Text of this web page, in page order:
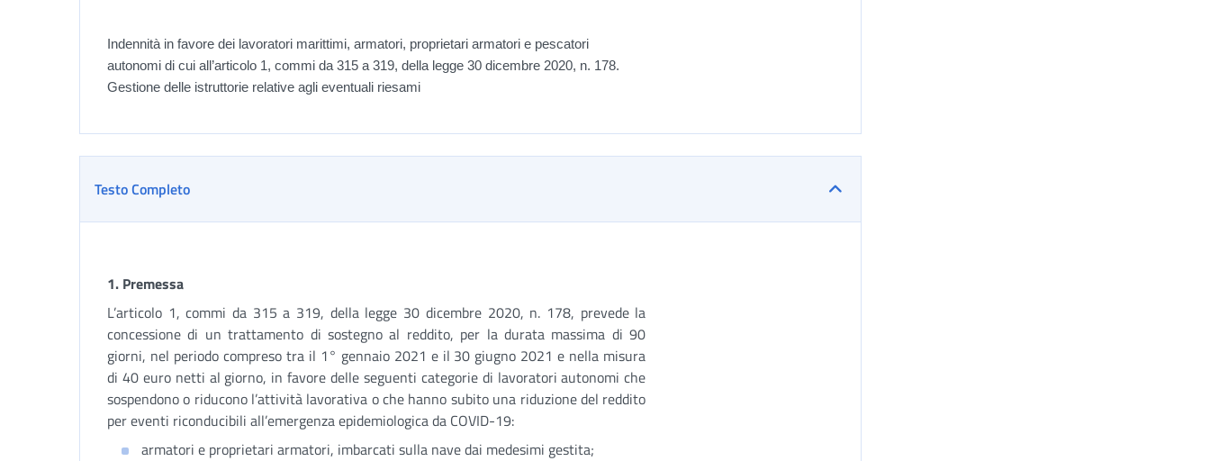
Indennità in favore dei lavoratori marittimi, armatori, proprietari armatori e pescatori
autonomi di cui all’articolo 1, commi da 315 a 319, della legge 30 dicembre 2020, n. 178.
Gestione delle istruttorie relative agli eventuali riesami
Testo Completo
1. Premessa
L’articolo 1, commi da 315 a 319, della legge 30 dicembre 2020, n. 178, prevede la
concessione di un trattamento di sostegno al reddito, per la durata massima di 90
giorni, nel periodo compreso tra il 1° gennaio 2021 e il 30 giugno 2021 e nella misura
di 40 euro netti al giorno, in favore delle seguenti categorie di lavoratori autonomi che
sospendono o riducono l’attività lavorativa o che hanno subito una riduzione del reddito
per eventi riconducibili all’emergenza epidemiologica da COVID-19:
armatori e proprietari armatori, imbarcati sulla nave dai medesimi gestita;